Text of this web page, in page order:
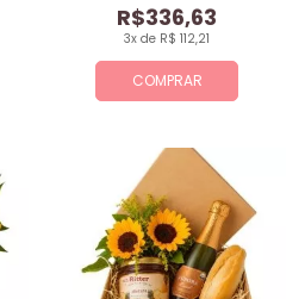
COMPRAR
3x de R$ 112,21
R$336,63